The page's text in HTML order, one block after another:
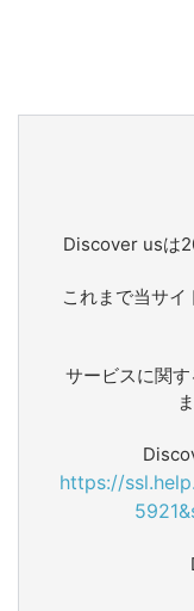
Discover usは
これまで当サ
サービスに関
https://